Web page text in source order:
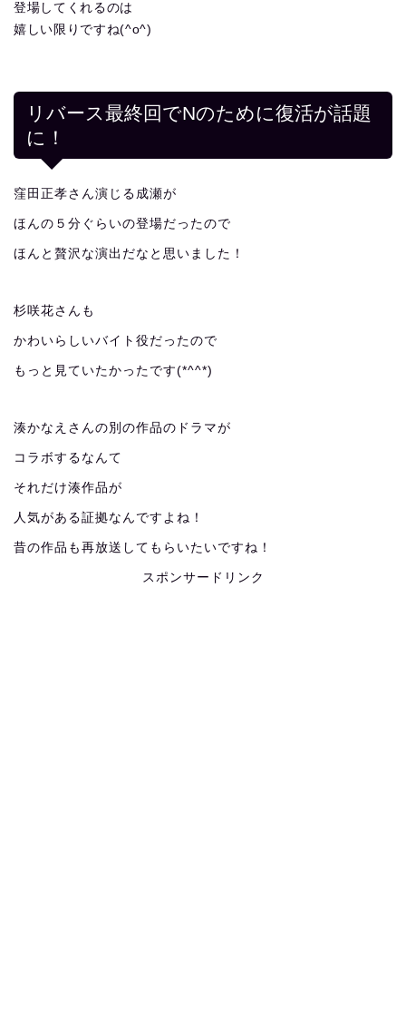
登場してくれるのは
嬉しい限りですね(^o^)
リバース最終回でNのために復活が話題
に！
窪田正孝さん演じる成瀬が
ほんの５分ぐらいの登場だったので
ほんと贅沢な演出だなと思いました！
杉咲花さんも
かわいらしいバイト役だったので
もっと見ていたかったです(*^^*)
湊かなえさんの別の作品のドラマが
コラボするなんて
それだけ湊作品が
人気がある証拠なんですよね！
昔の作品も再放送してもらいたいですね！
スポンサードリンク